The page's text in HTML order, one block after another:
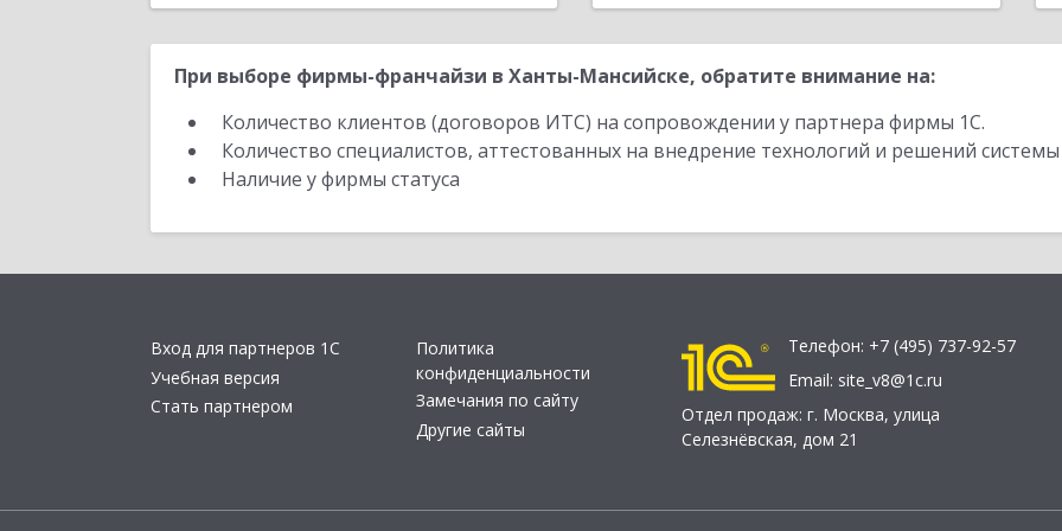
При выборе фирмы-франчайзи в Ханты-Мансийске, обратите внимание на:
Количество клиентов (договоров ИТС) на сопровождении у партнера фирмы 1С.
Количество специалистов, аттестованных на внедрение технологий и решений
Наличие у фирмы статуса
Вход для партнеров 1С
Учебная версия
Стать партнером
Политика
конфиденциальности
Замечания по сайту
Другие сайты
Телефон: +7 (495) 737-92-57
Email: site_v8@1c.ru
Отдел продаж: г. Москва, улица
Селезнёвская, дом 21